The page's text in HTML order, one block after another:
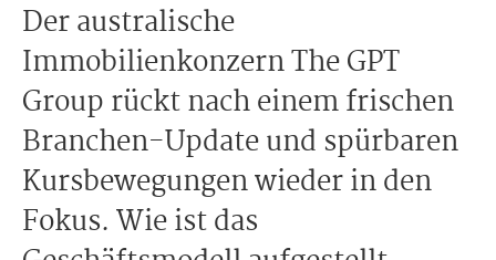
Der australische
Immobilienkonzern The GPT
Group rückt nach einem frischen
Branchen-Update und spürbaren
Kursbewegungen wieder in den
Fokus. Wie ist das